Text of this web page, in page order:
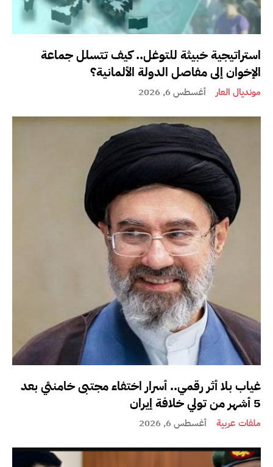
استراتيجية خبيثة للتوغل.. كيف تتسلل جماعة
الإخوان إلى مفاصل الدولة الألمانية؟
مونديال العار أغسطس 6, 2026
غياب بلا أثر رقمي.. أسرار اختفاء مجتبى خامنئي بعد
5 أشهر من تولي خلافة إيران
ملفات عربية أغسطس 6, 2026